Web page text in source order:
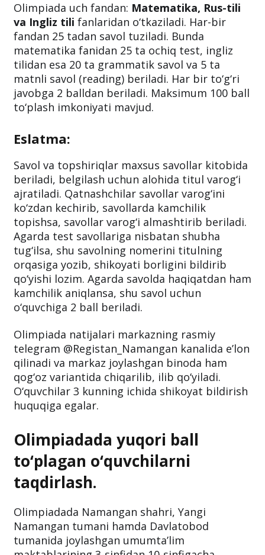
Olimpiada uch fandan: Matematika, Rus-tili
va Ingliz tili fanlaridan o‘tkaziladi. Har-bir
fandan 25 tadan savol tuziladi. Bunda
matematika fanidan 25 ta ochiq test, ingliz
tilidan esa 20 ta grammatik savol va 5 ta
matnli savol (reading) beriladi. Har bir to‘g‘ri
javobga 2 balldan beriladi. Maksimum 100 ball
to‘plash imkoniyati mavjud.
Eslatma:
Savol va topshiriqlar maxsus savollar kitobida
beriladi, belgilash uchun alohida titul varog‘i
ajratiladi. Qatnashchilar savollar varog‘ini
ko‘zdan kechirib, savollarda kamchilik
topishsa, savollar varog‘i almashtirib beriladi.
Agarda test savollariga nisbatan shubha
tug‘ilsa, shu savolning nomerini titulning
orqasiga yozib, shikoyati borligini bildirib
qo‘yishi lozim. Agarda savolda haqiqatdan ham
kamchilik aniqlansa, shu savol uchun
o‘quvchiga 2 ball beriladi.
Olimpiada natijalari markazning rasmiy
telegram @Registan_Namangan kanalida e’lon
qilinadi va markaz joylashgan binoda ham
qog‘oz variantida chiqarilib, ilib qo‘yiladi.
O‘quvchilar 3 kunning ichida shikoyat bildirish
huquqiga egalar.
Olimpiadada yuqori ball
to‘plagan o‘quvchilarni
taqdirlash.
Olimpiadada Namangan shahri, Yangi
Namangan tumani hamda Davlatobod
tumanida joylashgan umumta’lim